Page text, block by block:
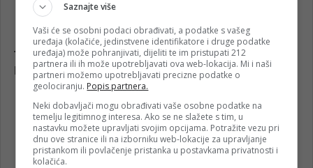
Saznajte više
Vaši će se osobni podaci obrađivati, a podatke s vašeg
uređaja (kolačiće, jedinstvene identifikatore i druge podatke
uređaja) može pohranjivati, dijeliti te im pristupati 212
partnera ili ih može upotrebljavati ova web-lokacija. Mi i naši
partneri možemo upotrebljavati precizne podatke o
geolociranju. Popis partnera.
Neki dobavljači mogu obrađivati vaše osobne podatke na
temelju legitimnog interesa. Ako se ne slažete s tim, u
nastavku možete upravljati svojim opcijama. Potražite vezu pri
dnu ove stranice ili na izborniku web-lokacije za upravljanje
pristankom ili povlačenje pristanka u postavkama privatnosti i
kolačića.